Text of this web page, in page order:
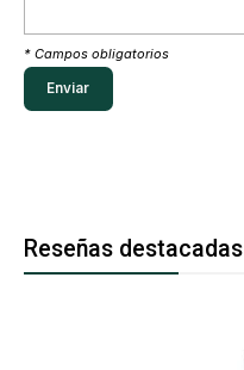
* Campos obligatorios
Reseñas destacadas